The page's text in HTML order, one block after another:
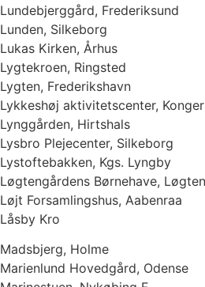
Lundebjerggård, Frederiksund
Lunden, Silkeborg
Lukas Kirken, Århus
Lygtekroen, Ringsted
Lygten, Frederikshavn
Lykkeshøj aktivitetscenter,
Lynggården, Hirtshals
Lysbro Plejecenter, Silkeborg
Lystoftebakken, Kgs. Lyngby
Løgtengårdens Børnehave, Løgten
Løjt Forsamlingshus, Aabenraa
Låsby Kro
Madsbjerg, Holme
Marienlund Hovedgård, Odense